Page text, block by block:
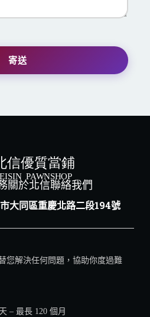
寄送
關於北信聯絡我們
大同區重慶北路二段194號
您解決任何問題，協助你度過難
– 最長 120 個月